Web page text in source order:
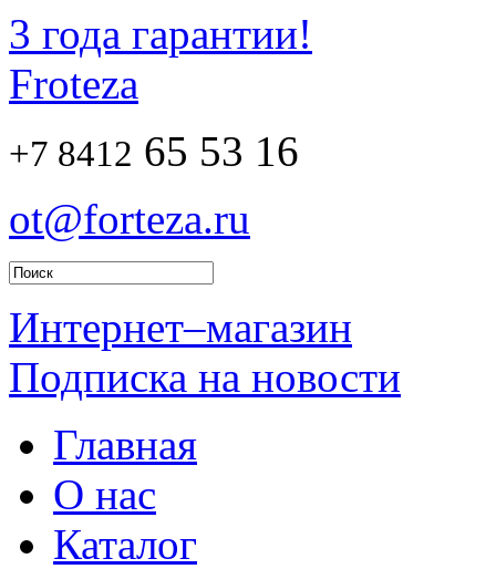
3 года гарантии!
Froteza
+7 8412 65 53 16
ot@forteza.ru
Интернет–магазин
Подписка на новости
Главная
О нас
Каталог